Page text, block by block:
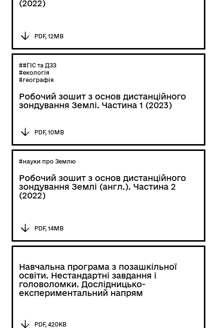
(2022)
PDF, 12MB
##ГІС та ДЗЗ
#екологія
#географія
Робочий зошит з основ дистанційного
зондування Землі. Частина 1 (2023)
PDF, 10MB
#науки про Землю
Робочий зошит з основ дистанційного
зондування Землі (англ.). Частина 2
(2022)
PDF, 14MB
Навчальна програма з позашкільної
освіти. Нестандартні завдання і
головоломки. Дослідницько-
експериментальний напрям
PDF, 420KB